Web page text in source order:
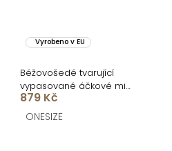
Vyrobeno v EU
Béžovošedé tvarující
vypasované áčkové midi
šaty VORTA
879 Kč
ONESIZE